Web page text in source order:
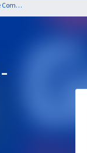
Câmara de Conceição dos Ouros - MG - Assessor de Comunicação do Legislativo